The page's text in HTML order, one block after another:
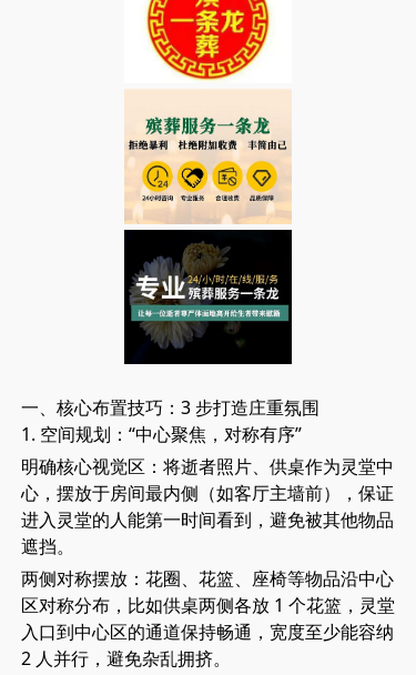
一、核心布置技巧：3 步打造庄重氛围
1. 空间规划：“中心聚焦，对称有序”
明确核心视觉区：将逝者照片、供桌作为灵堂中
心，摆放于房间最内侧（如客厅主墙前），保证
进入灵堂的人能第一时间看到，避免被其他物品
遮挡。
两侧对称摆放：花圈、花篮、座椅等物品沿中心
区对称分布，比如供桌两侧各放 1 个花篮，灵堂
入口到中心区的通道保持畅通，宽度至少能容纳
2 人并行，避免杂乱拥挤。